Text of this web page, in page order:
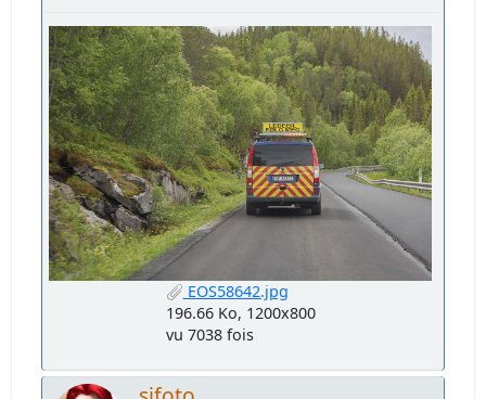
EOS58642.jpg
196.66 Ko, 1200x800
vu 7038 fois